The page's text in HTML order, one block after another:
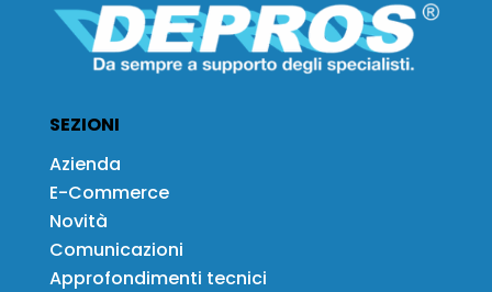
SEZIONI
Azienda
E-Commerce
Novità
Comunicazioni
Approfondimenti tecnici